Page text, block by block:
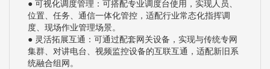
● 可视化调度管理：可搭配专业调度台使用，实现人员、
位置、任务、通信一体化管控，适配行业常态化指挥调
度、现场作业管理场景。
● 灵活拓展互通：可通过配套网关设备，实现与传统专网
集群、对讲电台、视频监控设备的互联互通，适配新旧系
统融合组网。